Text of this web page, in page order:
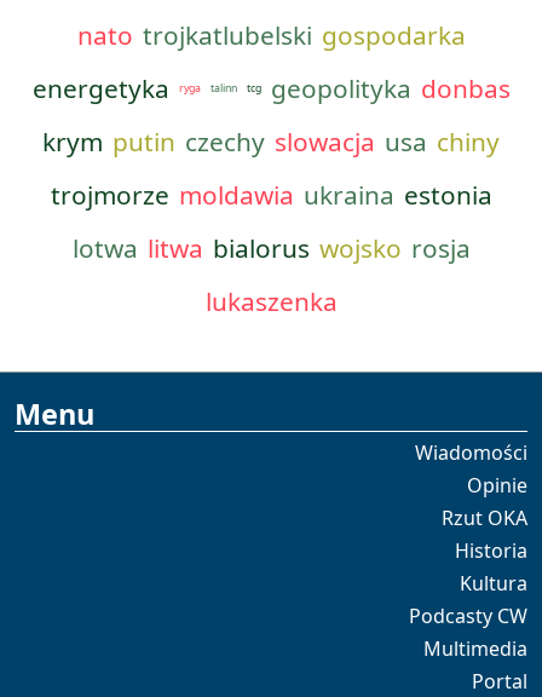
nato trojkatlubelski gospodarka
energetyka
ryga talinn tcg geopolityka donbas
krym putin czechy slowacja usa chiny
trojmorze moldawia ukraina estonia
lotwa litwa bialorus wojsko rosja
lukaszenka
Menu
Wiadomości
Opinie
Rzut OKA
Historia
Kultura
Podcasty CW
Multimedia
Portal